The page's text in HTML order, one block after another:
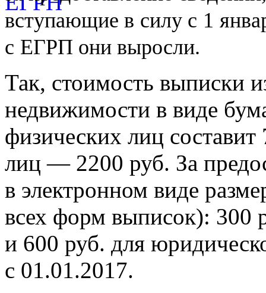
вступающие в силу с 1
с ЕГРП они выросли.
Так, стоимость выписки
недвижимости в виде
физических лиц
лиц — 2200 руб. За
в электронном виде
всех форм выписок): 300
и 600 руб. для
с 01.01.2017.